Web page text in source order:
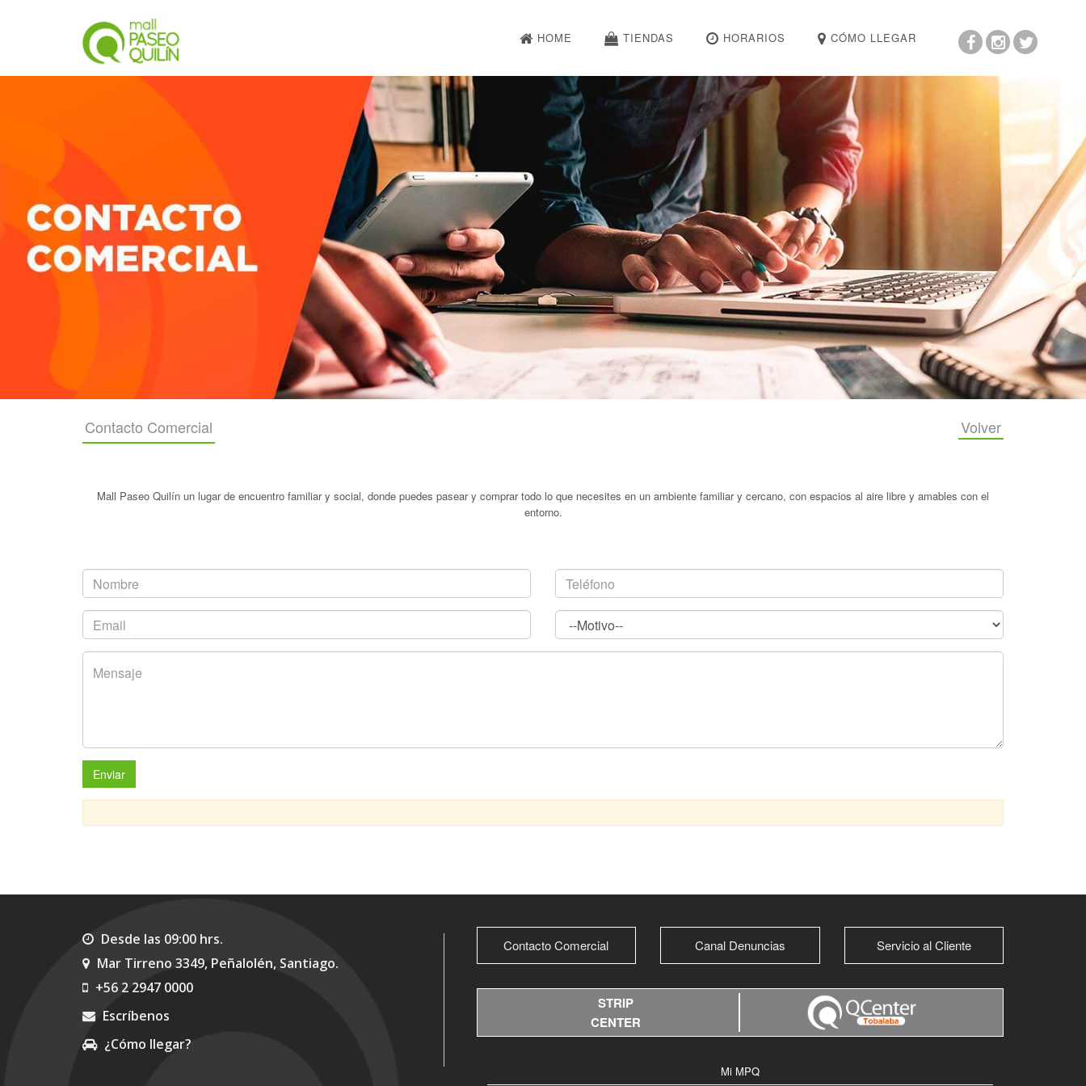
HOME TIENDAS HORARIOS CÓMO LLEGAR
Contacto Comercial Volver
Mall Paseo Quilín un lugar de encuentro familiar y social, donde puedes pasear y comprar todo lo que necesites en un ambiente familiar y cercano, con espacios al aire libre y amables con el
entorno.
Desde las 09:00 hrs.
Mar Tirreno 3349, Peñalolén, Santiago.
+56 2 2947 0000
Escríbenos
¿Cómo llegar?
Contacto Comercial Canal Denuncias Servicio al Cliente
STRIP
CENTER
Mi MPQ